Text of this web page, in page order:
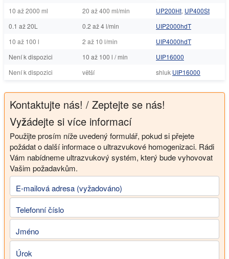
10 až 2000 ml
20 až 400 ml/min UP200Ht, UP400St
0.1 až 20L
0.2 až 4 l/min
UIP2000hdT
10 až 100 l
2 až 10 l/min
UIP4000hdT
Není k dispozici
10 až 100 l / min
UIP16000
Není k dispozici
větší shluk UIP16000
Kontaktujte nás! / Zeptejte se nás!
Vyžádejte si více informací
Použijte prosím níže uvedený formulář, pokud si přejete
požádat o další informace o ultrazvukové homogenizaci. Rádi
Vám nabídneme ultrazvukový systém, který bude vyhovovat
Vašim požadavkům.
E-mailová adresa (vyžadováno)
Telefonní číslo
Jméno
Úrok